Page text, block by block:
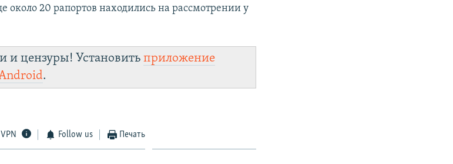
около 20 рапортов находились на рассмотрении у
и цензуры! Установитьприложение
.
Follow us Печать